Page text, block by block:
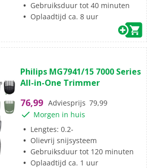
Gebruiksduur tot 40 minuten
Oplaadtijd ca. 8 uur
van
de
sterren.
302
beoordelingen
Philips MG7941/15 7000 Series
All-in-One Trimmer
76,99 Adviesprijs 79,99
Morgen in huis
Lengtes: 0.2-
Olievrij snijsysteem
Gebruiksduur tot 120 minuten
Oplaadtijd ca. 1 uur